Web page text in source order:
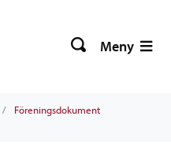
Meny
Föreningsdokument